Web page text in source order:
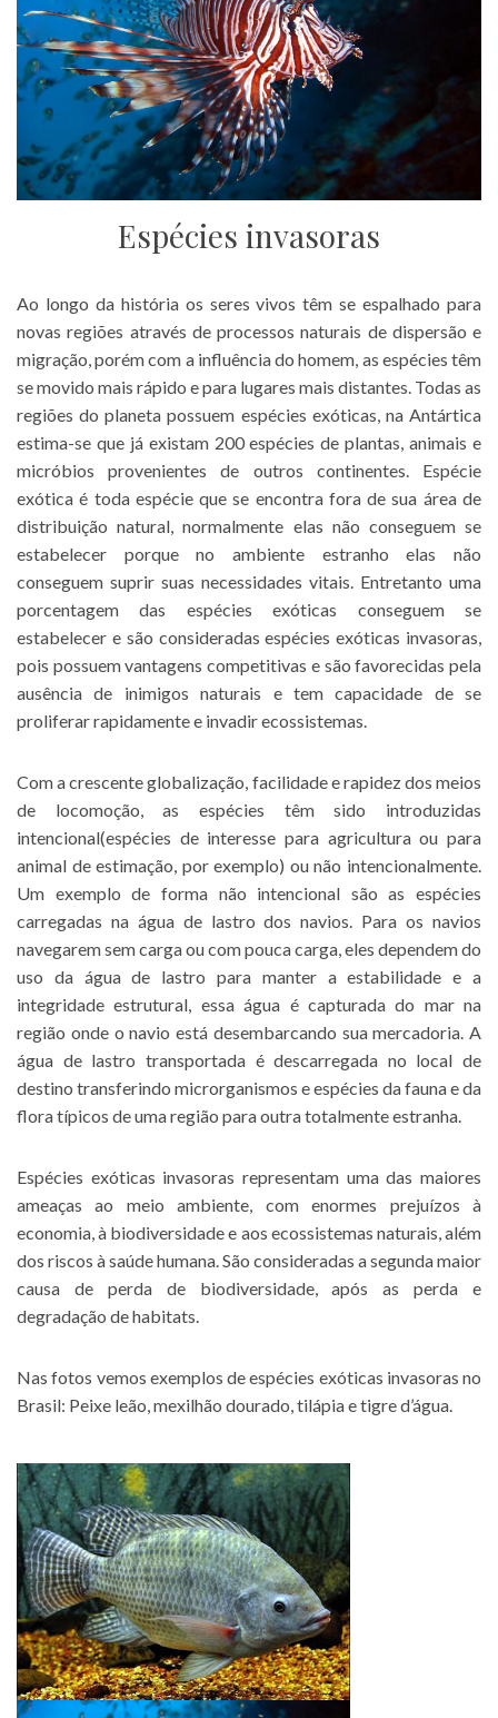
Espécies invasoras
Ao longo da história os seres vivos têm se espalhado para
novas regiões através de processos naturais de dispersão e
migração, porém com a influência do homem, as espécies têm
se movido mais rápido e para lugares mais distantes. Todas as
regiões do planeta possuem espécies exóticas, na Antártica
estima-se que já existam 200 espécies de plantas, animais e
micróbios provenientes de outros continentes. Espécie
exótica é toda espécie que se encontra fora de sua área de
distribuição natural, normalmente elas não conseguem se
estabelecer porque no ambiente estranho elas não
conseguem suprir suas necessidades vitais. Entretanto uma
porcentagem das espécies exóticas conseguem se
estabelecer e são consideradas espécies exóticas invasoras,
pois possuem vantagens competitivas e são favorecidas pela
ausência de inimigos naturais e tem capacidade de se
proliferar rapidamente e invadir ecossistemas.
Com a crescente globalização, facilidade e rapidez dos meios
de locomoção, as espécies têm sido introduzidas
intencional(espécies de interesse para agricultura ou para
animal de estimação, por exemplo) ou não intencionalmente.
Um exemplo de forma não intencional são as espécies
carregadas na água de lastro dos navios. Para os navios
navegarem sem carga ou com pouca carga, eles dependem do
uso da água de lastro para manter a estabilidade e a
integridade estrutural, essa água é capturada do mar na
região onde o navio está desembarcando sua mercadoria. A
água de lastro transportada é descarregada no local de
destino transferindo microrganismos e espécies da fauna e da
flora típicos de uma região para outra totalmente estranha.
Espécies exóticas invasoras representam uma das maiores
ameaças ao meio ambiente, com enormes prejuízos à
economia, à biodiversidade e aos ecossistemas naturais, além
dos riscos à saúde humana. São consideradas a segunda maior
causa de perda de biodiversidade, após as perda e
degradação de habitats.
Nas fotos vemos exemplos de espécies exóticas invasoras no
Brasil: Peixe leão, mexilhão dourado, tilápia e tigre d’água.